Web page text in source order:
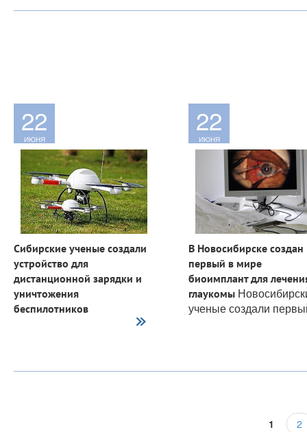
22
ИЮНЯ
Сибирские ученые создали
устройство для
дистанционной зарядки и
уничтожения
беспилотников
Специалисты Института...
22
ИЮНЯ
В Новосибирске создан
первый в мире
биоимплант для
глаукомы
ученые создали
1 2